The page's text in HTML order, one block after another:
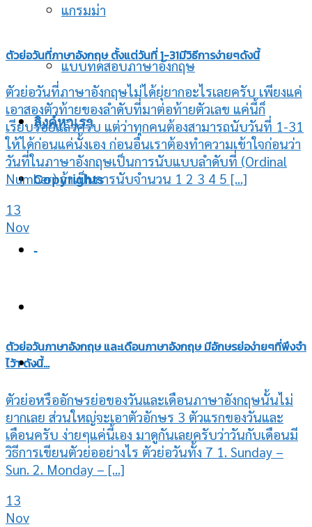
แกรมม่า
แบบทดสอบภาษาอังกฤษ
ลิงค์หาเรา
Copyrights
-
-
ตัวย่อวันที่ภาษาอังกฤษ ตั้งแต่วันที่ 1-31มีวิธีการง่ายๆดังนี้
ตัวย่อวันที่ภาษาอังกฤษไม่ได้ยุ่ยากอะไรเลยครับ เพียงแค่
เอาสองตัวท้ายของลำดับที่มาต่อท้ายตัวเลข แค่นี้ก็
เรียบร้อยแล้วครับ แต่ว่าทุกคนต้องสามารถนับวันที่ 1-31
ให้ได้ก่อนแค่นั้งเอง ก่อนอื่นเราต้องทำความเข้าใจก่อนว่า
วันที่ในภาษาอังกฤษเป็นการนับแบบลำดับที่ (Ordinal
Number) ถ้าเป็นการนับจำนวน 1 2 3 4 5 [...]
13
Nov
ตัวย่อวันภาษาอังกฤษ และเดือนภาษาอังกฤษ มีอักษรย่อง่ายๆที่พึงจำ
ไว้า ดังนี้…
ตัวย่อหรืออักษรย่อของวันและเดือนภาษาอังกฤษนั้นไม่
ยากเลย ส่วนใหญ่จะเอาตัวอักษร 3 ตัวแรกของวันและ
เดือนครับ ง่ายๆแค่นี้เอง มาดูกันเลยครับว่าวันกับเดือนมี
วิธีการเขียนตัวย่ออย่างไร ตัวย่อวันทั้ง 7 1. Sunday –
Sun. 2. Monday – [...]
13
Nov